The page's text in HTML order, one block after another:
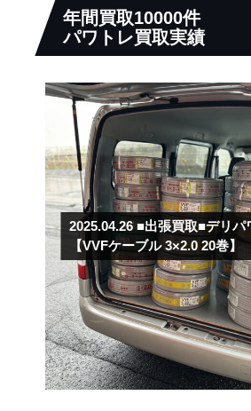
年間買取10000件
パワトレ買取実績
2025.04.26■出張買取■デリパ
【VVFケーブル 3×2.0 20巻】